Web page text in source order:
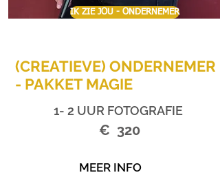
IK ZIE JOU - ONDERNEMER
(CREATIEVE) ONDERNEMER
- PAKKET MAGIE
1- 2 UUR FOTOGRAFIE
€ 320
MEER INFO